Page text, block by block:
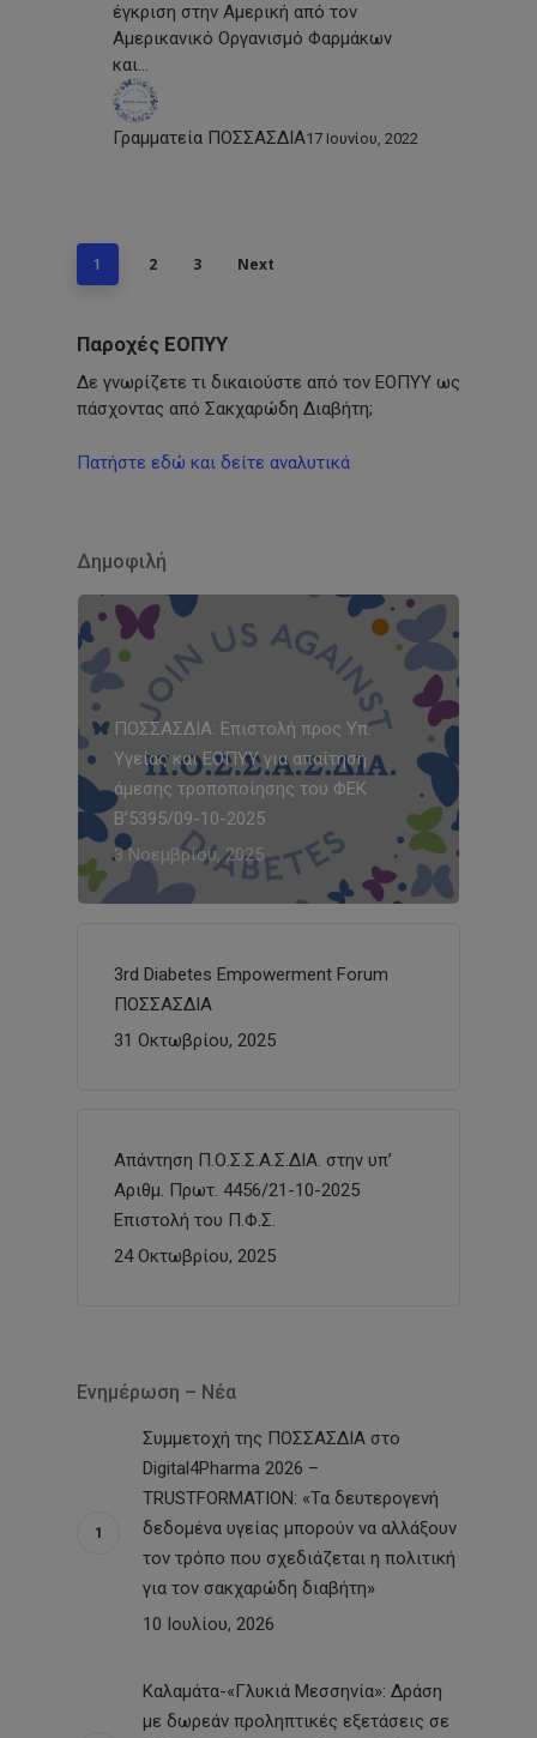
έγκριση στην Αμερική από τον
Αμερικανικό Οργανισμό Φαρμάκων
και…
Γραμματεία ΠΟΣΣΑΣΔΙΑ17 Ιουνίου, 2022
1 2 3 Next
Παροχές ΕΟΠΥΥ
Δε γνωρίζετε τι δικαιούστε από τον ΕΟΠΥΥ ως
πάσχοντας από Σακχαρώδη Διαβήτη;
Πατήστε εδώ και δείτε αναλυτικά
Δημοφιλή
ΠΟΣΣΑΣΔΙΑ: Επιστολή προς Υπ.
Υγείας και ΕΟΠΥΥ για απαίτηση
άμεσης τροποποίησης του ΦΕΚ
Β’5395/09-10-2025
3 Νοεμβρίου, 2025
3rd Diabetes Empowerment Forum
ΠΟΣΣΑΣΔΙΑ
31 Οκτωβρίου, 2025
Απάντηση Π.Ο.Σ.Σ.Α.Σ.ΔΙΑ. στην υπ’
Αριθμ. Πρωτ. 4456/21-10-2025
Επιστολή του Π.Φ.Σ.
24 Οκτωβρίου, 2025
Ενημέρωση – Νέα
Συμμετοχή της ΠΟΣΣΑΣΔΙΑ στο
Digital4Pharma 2026 –
TRUSTFORMATION: «Τα δευτερογενή
δεδομένα υγείας μπορούν να αλλάξουν
τον τρόπο που σχεδιάζεται η πολιτική
για τον σακχαρώδη διαβήτη»
10 Ιουλίου, 2026
Καλαμάτα-«Γλυκιά Μεσσηνία»: Δράση
με δωρεάν προληπτικές εξετάσεις σε